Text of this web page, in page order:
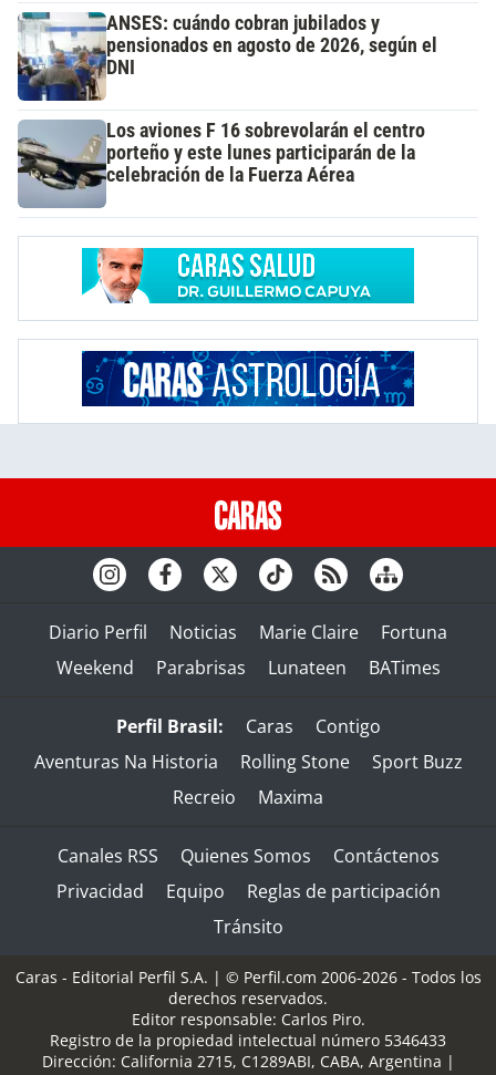
ANSES: cuándo cobran jubilados y
pensionados en agosto de 2026, según el
DNI
Los aviones F 16 sobrevolarán el centro
porteño y este lunes participarán de la
celebración de la Fuerza Aérea
Diario Perfil Noticias Marie Claire
Fortuna
Weekend
Parabrisas Lunateen BATimes
Perfil Brasil: Caras
Contigo
Aventuras Na Historia
Rolling Stone
Sport Buzz
Recreio
Maxima
Canales RSS Quienes Somos
Contáctenos
Privacidad
Equipo
Reglas de participación
Tránsito
Caras - Editorial Perfil S.A. | © Perfil.com 2006-2026 - Todos los
derechos reservados.
Editor responsable: Carlos Piro.
Registro de la propiedad intelectual número 5346433
Dirección: California 2715, C1289ABI, CABA, Argentina |